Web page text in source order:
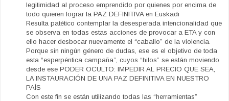
legitimidad al proceso emprendido por quienes por encima de
todo quieren lograr la PAZ DEFINITIVA en Euskadi
Resulta patético contemplar la desesperada intencionalidad que
se observa en todas estas acciones de provocar a ETA y con
ello hacer desbocar nuevamente el “caballo” de la violencia.
Porque sin ningún género de dudas, ese es el objetivo de toda
esta “esperpéntica campaña”, cuyos “hilos” se están moviendo
desde ese PODER OCULTO: IMPEDIR AL PRECIO QUE SEA,
LA INSTAURACIÓN DE UNA PAZ DEFINITIVA EN NUESTRO
PAÍS
Con este fin se están utilizando todas las “herramientas”